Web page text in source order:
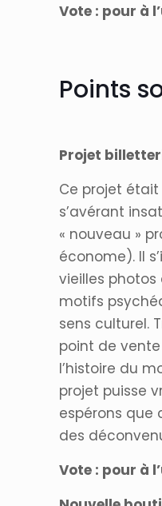
Vote : pour à
Points
Projet
Ce projet
s’avérant
« nouveau »
économe). Il
vieilles
motifs
sens culturel.
point de
l’histoire du
projet puisse
espérons que
des
Vote : pour à